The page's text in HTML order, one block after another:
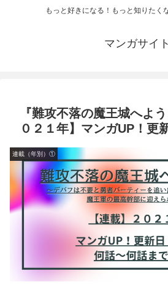
もっと好きになる！もっと知りたく
マンガサイト
『難攻不落の魔王城へよ
０２１年】マンガUP！更
連載（年別）①